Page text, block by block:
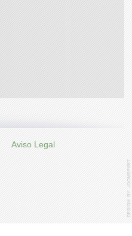
Aviso Legal